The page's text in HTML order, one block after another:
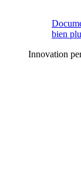
bien
Innovation